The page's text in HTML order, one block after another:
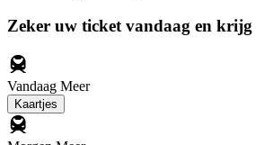
Zeker uw ticket vandaag en krijg
Vandaag Meer
Kaartjes